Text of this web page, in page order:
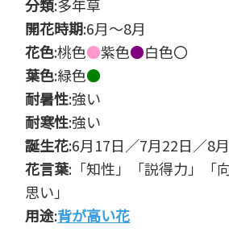
分類:多年草
開花時期:6月～8月
花色:桃色●紫色●白色〇
葉色:緑色●
耐暑性:強い
耐寒性:強い
誕生花:6月17日／7月22日／8
花言葉:「知性」「説得力」「
思い」
用途:背が高い花